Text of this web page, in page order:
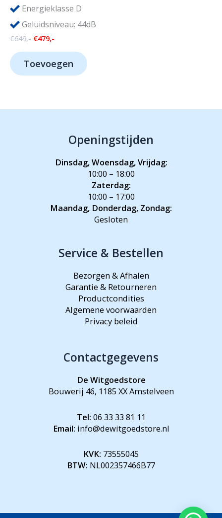
Energieklasse D
Geluidsniveau: 44dB
€649,- Oorspronkelijke
€649,-.
€479,-
€479,-.
Toevoegen
Openingstijden
Dinsdag, Woensdag, Vrijdag:
10:00 – 18:00
Zaterdag:
10:00 – 17:00
Maandag, Donderdag, Zondag:
Gesloten
Service & Bestellen
Bezorgen & Afhalen
Garantie & Retourneren
Productcondities
Algemene voorwaarden
Privacy beleid
Contactgegevens
De Witgoedstore
Bouwerij 46, 1185 XX Amstelveen
Tel: 06 33 33 81 11
Email: info@dewitgoedstore.nl
KVK: 73555045
BTW: NL002357466B77